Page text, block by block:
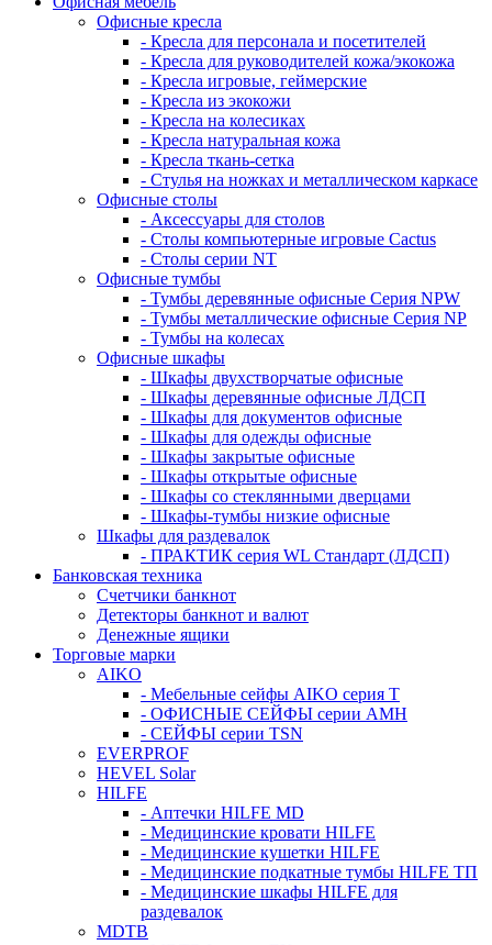
Офисные кресла
- Кресла для персонала и посетителей
- Кресла для руководителей кожа/экокожа
- Кресла игровые, геймерские
- Кресла из экокожи
- Кресла на колесиках
- Кресла натуральная кожа
- Кресла ткань-сетка
- Стулья на ножках и металлическом каркасе
Офисные столы
- Аксессуары для столов
- Столы компьютерные игровые Cactus
- Столы серии NT
Офисные тумбы
- Тумбы деревянные офисные Серия NPW
- Тумбы металлические офисные Серия NP
- Тумбы на колесах
Офисные шкафы
- Шкафы двухстворчатые офисные
- Шкафы деревянные офисные ЛДСП
- Шкафы для документов офисные
- Шкафы для одежды офисные
- Шкафы закрытые офисные
- Шкафы открытые офисные
- Шкафы со стеклянными дверцами
- Шкафы-тумбы низкие офисные
Шкафы для раздевалок
- ПРАКТИК серия WL Стандарт (ЛДСП)
Банковская техника
Счетчики банкнот
Детекторы банкнот и валют
Денежные ящики
Торговые марки
AIKO
- Мебельные сейфы AIKO серия Т
- ОФИСНЫЕ СЕЙФЫ серии AMH
- СЕЙФЫ серии TSN
EVERPROF
HEVEL Solar
HILFE
- Аптечки HILFE MD
- Медицинские кровати HILFE
- Медицинские кушетки HILFE
- Медицинские подкатные тумбы HILFE ТП
- Медицинские шкафы HILFE для
раздевалок
MDTB